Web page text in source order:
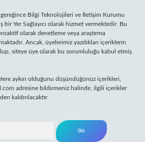
gereğince Bilgi Teknolojileri ve İletişim Kurumu
bir Yer Sağlayıcı olarak hizmet vermektedir. Bu
olarak denetleme veya araştırma
Ancak, üyelerimiz yazdıkları içeriklerin
siteye üye olarak bu sorumluluğu kabul etmiş
aykırı olduğunu düşündüğünüz içerikleri,
adresine bildirmeniz halinde, ilgili içerikler
kaldırılacaktır.